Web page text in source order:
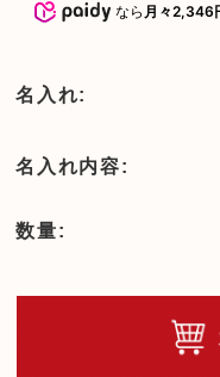
なら 月々2,346
名入れ:
名入れ内容:
数量: